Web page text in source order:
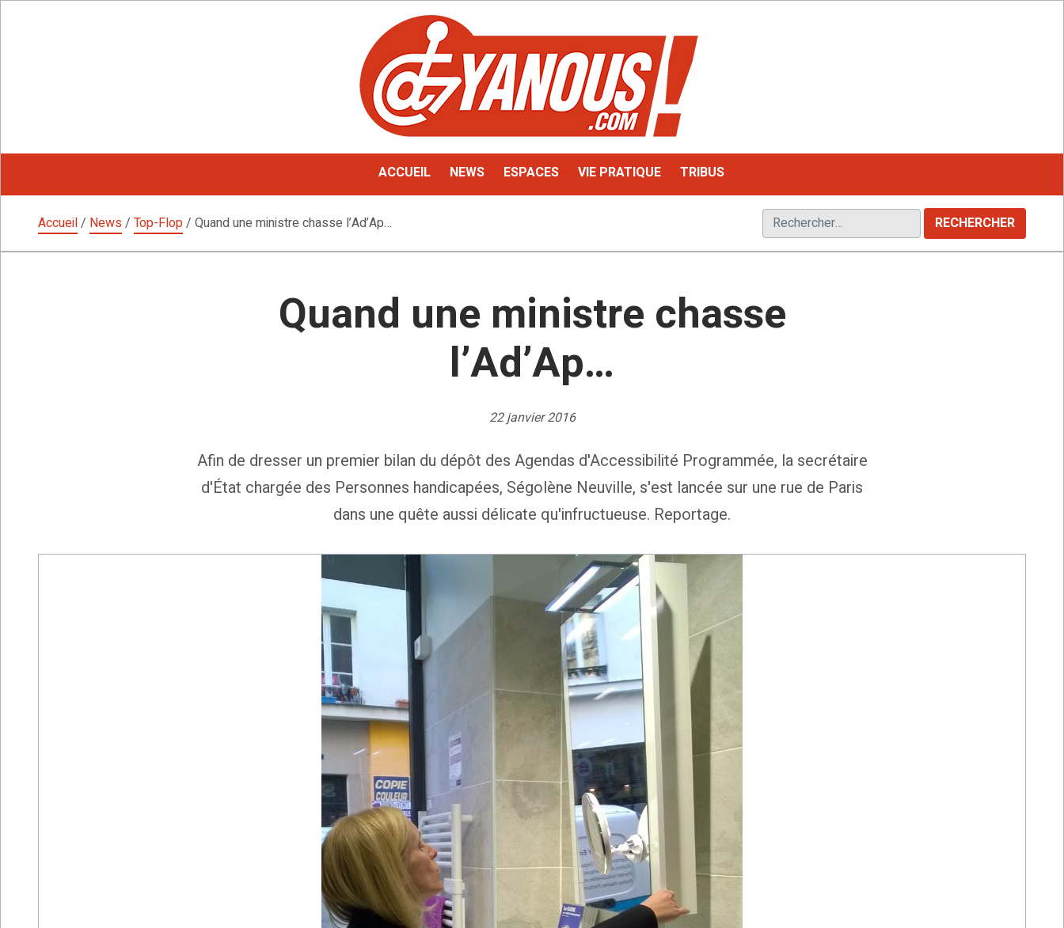
ACCUEIL NEWS ESPACES VIE PRATIQUE TRIBUS
Accueil/ News/ Top-Flop/ Quand une ministre chasse l’Ad’Ap… Rechercher :
Quand une ministre chasse
l’Ad’Ap…
22 janvier 2016
Afin de dresser un premier bilan du dépôt des Agendas d'Accessibilité Programmée, la secrétaire
d'État chargée des Personnes handicapées, Ségolène Neuville, s'est lancée sur une rue de Paris
dans une quête aussi délicate qu'infructueuse. Reportage.